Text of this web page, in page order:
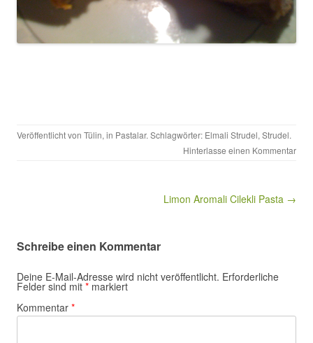
Veröffentlicht von Tülin, in Pastalar. Schlagwörter: Elmali Strudel, Strudel.
Hinterlasse einen Kommentar
Limon Aromali Cilekli Pasta →
Schreibe einen Kommentar
Deine E-Mail-Adresse wird nicht veröffentlicht. Erforderliche
Felder sind mit * markiert
Kommentar *